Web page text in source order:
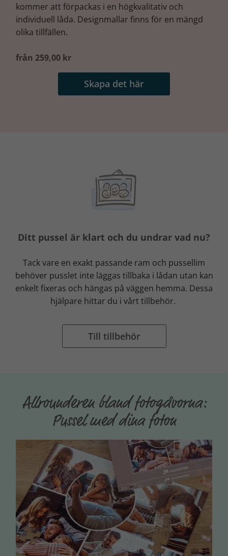
kommer att förpackas i en högkvalitativ och
individuell låda. Designmallar finns för en mängd
olika tillfällen.
från 259,00 kr
Skapa det här
Ditt pussel är klart och du undrar vad nu?
Tack vare en exakt passande ram och pussellim
behöver pusslet inte läggas tillbaka i lådan utan kan
enkelt fixeras och hängas på väggen hemma. Dessa
hjälpare hittar du i vårt tillbehör.
Till tillbehör
Allrounderen bland fotogåvorna:
Pussel med dina foton